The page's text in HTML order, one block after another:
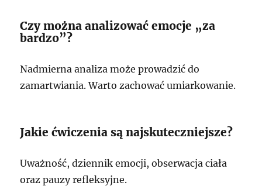
Czy można analizować emocje „za
bardzo”?
Nadmierna analiza może prowadzić do
zamartwiania. Warto zachować umiarkowanie.
Jakie ćwiczenia są najskuteczniejsze?
Uważność, dziennik emocji, obserwacja ciała
oraz pauzy refleksyjne.